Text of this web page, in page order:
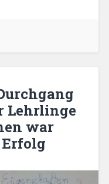
Lehrlinge
war